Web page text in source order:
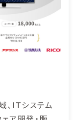
、ITシステム